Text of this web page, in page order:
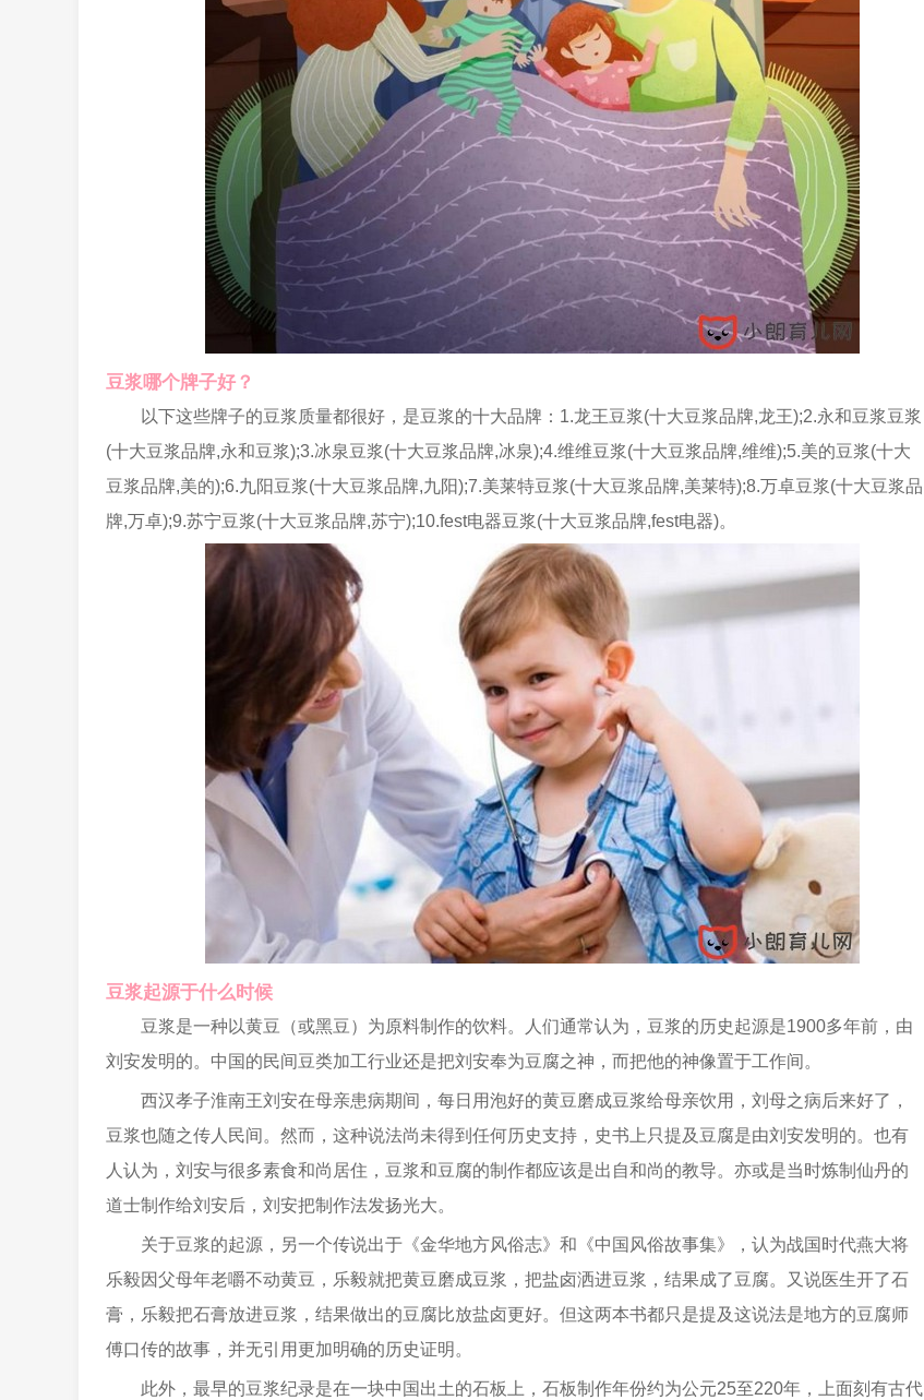
豆浆哪个牌子好？
以下这些牌子的豆浆质量都很好，是豆浆的十大品牌：1.龙王豆浆(十大豆浆品牌,龙王);2.永和豆浆豆浆
(十大豆浆品牌,永和豆浆);3.冰泉豆浆(十大豆浆品牌,冰泉);4.维维豆浆(十大豆浆品牌,维维);5.美的豆浆(十大
豆浆品牌,美的);6.九阳豆浆(十大豆浆品牌,九阳);7.美莱特豆浆(十大豆浆品牌,美莱特);8.万卓豆浆(十大豆浆品
牌,万卓);9.苏宁豆浆(十大豆浆品牌,苏宁);10.fest电器豆浆(十大豆浆品牌,fest电器)。
豆浆起源于什么时候
豆浆是一种以黄豆（或黑豆）为原料制作的饮料。人们通常认为，豆浆的历史起源是1900多年前，由
刘安发明的。中国的民间豆类加工行业还是把刘安奉为豆腐之神，而把他的神像置于工作间。
西汉孝子淮南王刘安在母亲患病期间，每日用泡好的黄豆磨成豆浆给母亲饮用，刘母之病后来好了，
豆浆也随之传人民间。然而，这种说法尚未得到任何历史支持，史书上只提及豆腐是由刘安发明的。也有
人认为，刘安与很多素食和尚居住，豆浆和豆腐的制作都应该是出自和尚的教导。亦或是当时炼制仙丹的
道士制作给刘安后，刘安把制作法发扬光大。
关于豆浆的起源，另一个传说出于《金华地方风俗志》和《中国风俗故事集》，认为战国时代燕大将
乐毅因父母年老嚼不动黄豆，乐毅就把黄豆磨成豆浆，把盐卤洒进豆浆，结果成了豆腐。又说医生开了石
膏，乐毅把石膏放进豆浆，结果做出的豆腐比放盐卤更好。但这两本书都只是提及这说法是地方的豆腐师
傅口传的故事，并无引用更加明确的历史证明。
此外，最早的豆浆纪录是在一块中国出土的石板上，石板制作年份约为公元25至220年，上面刻有古代